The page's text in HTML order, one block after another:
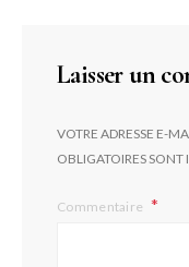
Laisser un
VOTRE ADRESSE E-
OBLIGATOIRES SONT
Commentaire